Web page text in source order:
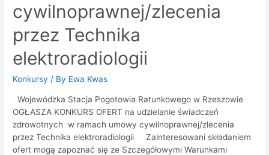
cywilnoprawnej/zlecenia
przez Technika
elektroradiologii
Konkursy / By Ewa Kwas
Wojewódzka Stacja Pogotowia Ratunkowego w Rzeszowie
OGŁASZA KONKURS OFERT na udzielanie świadczeń
zdrowotnych w ramach umowy cywilnoprawnej/zlecenia
przez Technika elektroradiologii Zainteresowani składaniem
ofert mogą zapoznać się ze Szczegółowymi Warunkami